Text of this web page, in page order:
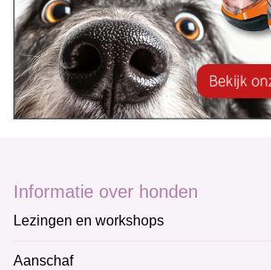
Informatie over honden
Lezingen en workshops
Aanschaf